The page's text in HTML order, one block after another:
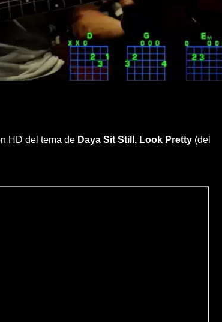
HD del tema de Daya Sit Still, Look Pretty (del